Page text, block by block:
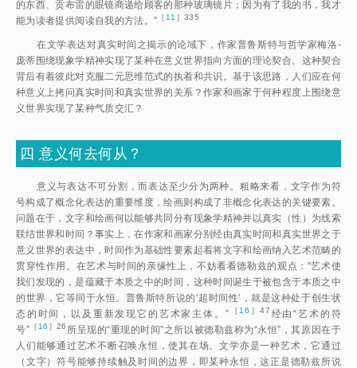
的东西、贡布雷的眼镜商递给顾客的那种玻璃镜片；因为有了我的书，我才
能为读者提供阅读自我的方法。” ［ 11 ］335
在文学表达对真实时间之揭示的论域下，作家普鲁斯特与哲学家梅洛-
庞蒂围绕现象学精神实现了某种在意义世界指向方面的理论契合。这种契合
背后有着彼此对克服二元思维范式的执着和共识。基于该思路，人们应在何
种意义上拷问真实时间和真实世界的关系？作家和画家于何种程度上围绕意
义世界实现了某种气质交汇？
四 意义何去何从？
意义与表达不可分割，而表达至少分为两种。粗略来看，文字作为符
号构成了概念化表达的重要维度，绘画则构成了非概念化表达的关键要素。
问题在于，文字和绘画何以能够共同分有现象学精神并以真实（性）为线索
联结世界和时间？事实上，在作家和画家分别经由真实时间和真实世界之于
意义世界的表达中，时间作为基础性要素起着将文字和绘画纳入艺术范畴的
贯穿性作用。在艺术与时间的亲缘性上，不妨看看德勒兹的观点：“艺术使
我们发现的，是蕴藏于本质之中的时间，这种时间诞生于被包含于本质之中
的世界，它等同于永恒。普鲁斯特所说的‘超时间性’，就是这种处于创生状
态的时间，以及重新发现它的艺术家主体。 ” ［ 16 ］47 经由“艺术的符
号”［ 16 ］26 所呈现的“重现的时间”之所以被德勒兹称为“永恒”，其原因在于
人们能够通过艺术不断召唤永恒，使其在场。文学亦是一种艺术，它通过
（文字）符号能够持续触及时间的边界，即某种永恒，这正是德勒兹所说